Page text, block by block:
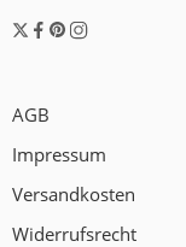
AGB
Impressum
Versandkosten
Widerrufsrecht